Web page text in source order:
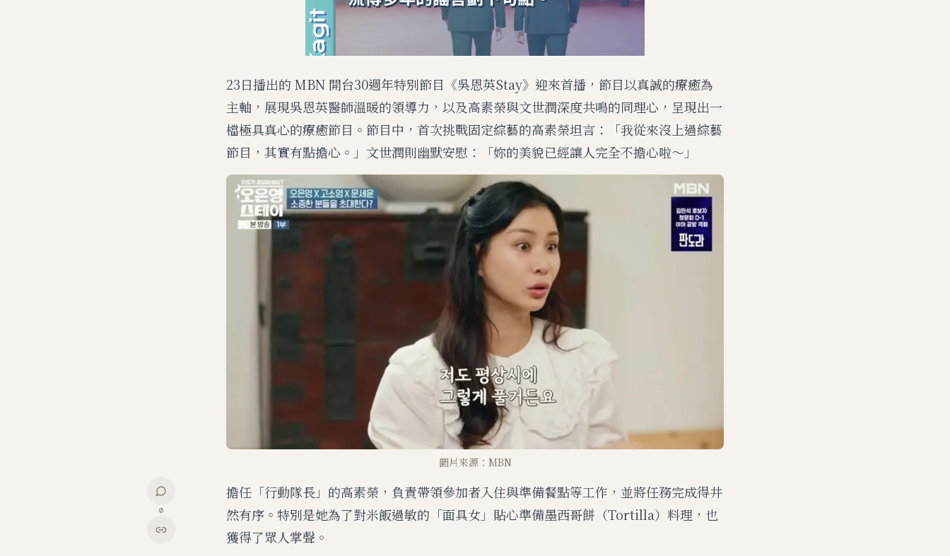
M
u
t
23日播出的 MBN 開台30週年特別節目《吳恩英Stay》迎來首播，節目以真誠的療癒為
主軸，展現吳恩英醫師溫暖的領導力，以及高素榮與文世潤深度共鳴的同理心，呈現出一
檔極具真心的療癒節目。節目中，首次挑戰固定綜藝的高素榮坦言：「我從來沒上過綜藝
節目，其實有點擔心。」文世潤則幽默安慰：「妳的美貌已經讓人完全不擔心啦～」
圖片來源：MBN
擔任「行動隊長」的高素榮，負責帶領參加者入住與準備餐點等工作，並將任務完成得井
然有序。特別是她為了對米飯過敏的「面具女」貼心準備墨西哥餅（Tortilla）料理，也
獲得了眾人掌聲。
0